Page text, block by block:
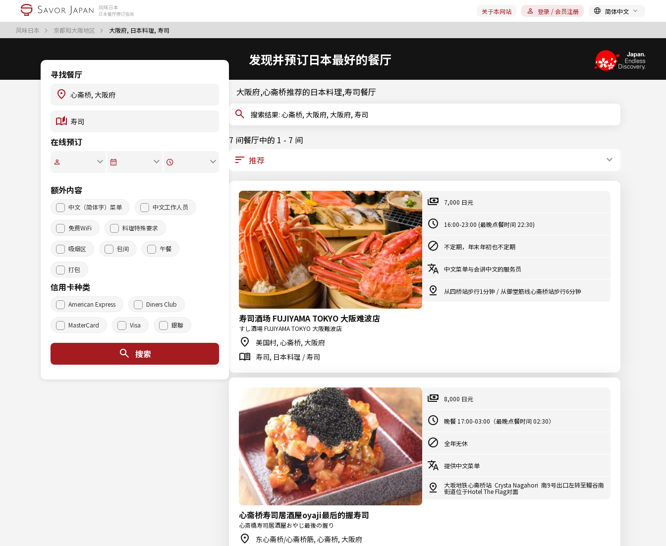
风味日本 京都和大阪地区 大阪府, 日本料理, 寿司
关于本网站 登录 / 会员注册 简体中文
发现并预订日本最好的餐厅
寻找餐厅
在线预订
额外内容
中文（简体字）菜单 中文工作人员
免费WiFi 料理特殊要求
吸烟区 包间 午餐
打包
信用卡种类
American Express Diners Club
MasterCard Visa 銀聯
搜索
大阪府,心斋桥推荐的日本料理,寿司餐厅
搜索结果: 心斋桥, 大阪府, 大阪府, 寿司
7 间餐厅中的 1 - 7 间
寿司酒场 FUJIYAMA TOKYO 大阪难波店
すし酒場 FUJIYAMA TOKYO 大阪難波店
美国村, 心斋桥, 大阪府
寿司, 日本料理 / 寿司
7,000 日元
16:00-23:00 (最晚点餐时间 22:30)
不定期，年末年初也不定期
中文菜单与会讲中文的服务员
从四桥站步行1分钟 / 从御堂筋线心斋桥站步行6分钟
心斋桥寿司居酒屋oyaji最后的握寿司
心斎橋寿司居酒屋おやじ最後の握り
东心斋桥/心斋桥筋, 心斋桥, 大阪府
8,000 日元
晚餐 17:00-03:00（最晚点餐时间 02:30）
全年无休
提供中文菜单
大坂地铁心斋桥站 Crysta Nagahori 南9号出口左转至鳗谷南
街道位于Hotel The Flag对面